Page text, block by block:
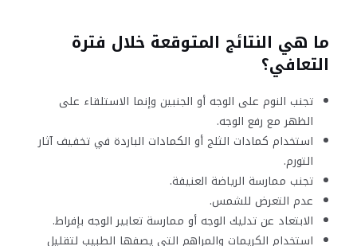
ما هي النتائج المتوقعة خلال فترة
التعافي؟
تجنب النوم على الوجه أو الجنبين وإنما الاستلقاء على
الظهر مع رفع الوجه.
استخدام كمادات الثلج أو الكمادات الباردة في تخفيف آثار
التورم.
تجنب ممارسة الرياضة العنيفة.
عدم التعرض للشمس.
الابتعاد عن تدليك الوجه أو ممارسة تعابير الوجه بإفراط.
استخدام الكريمات والمراهم التي يصفها الطبيب لتقليل